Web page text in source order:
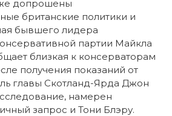
допрошены
британские политики и
бывшего лидера
партии Майкла
близкая к консерваторам
получения показаний от
главы Скотланд-Ярда Джон
намерен
запрос и Тони Блэру.